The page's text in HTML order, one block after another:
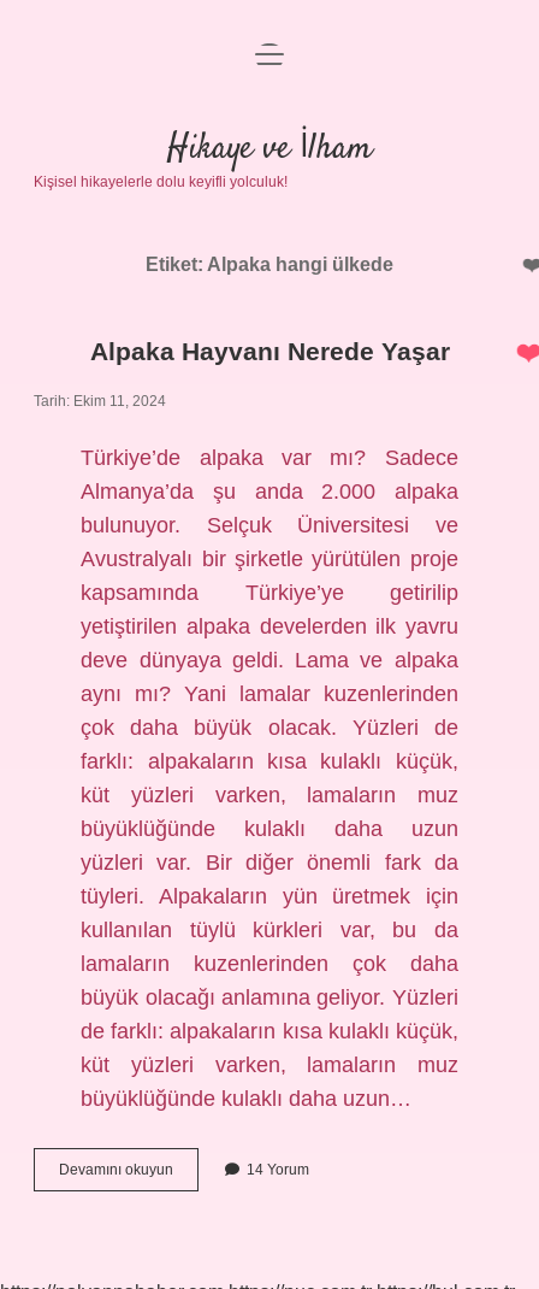
Anasayfa
Gizlilik Politikası
Yasal Uyarı
menüyü
Hikaye ve İlham
Kişisel hikayelerle dolu keyifli yolculuk!
Etiket: Alpaka hangi ülkede
Alpaka Hayvanı Nerede Yaşar
Tarih: Ekim 11, 2024
Türkiye’de alpaka var mı? Sadece
Almanya’da şu anda 2.000 alpaka
bulunuyor. Selçuk Üniversitesi ve
Avustralyalı bir şirketle yürütülen proje
kapsamında Türkiye’ye getirilip
yetiştirilen alpaka develerden ilk yavru
deve dünyaya geldi. Lama ve alpaka
aynı mı? Yani lamalar kuzenlerinden
çok daha büyük olacak. Yüzleri de
farklı: alpakaların kısa kulaklı küçük,
küt yüzleri varken, lamaların muz
büyüklüğünde kulaklı daha uzun
yüzleri var. Bir diğer önemli fark da
tüyleri. Alpakaların yün üretmek için
kullanılan tüylü kürkleri var, bu da
lamaların kuzenlerinden çok daha
büyük olacağı anlamına geliyor. Yüzleri
de farklı: alpakaların kısa kulaklı küçük,
küt yüzleri varken, lamaların muz
büyüklüğünde kulaklı daha uzun…
Devamını okuyun
Hayvanı
14 Yorum